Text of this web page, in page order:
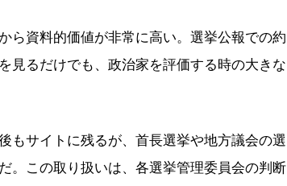
資料的価値が非常に高い。選挙公報での約
見るだけでも、政治家を評価する時の大きな
サイトに残るが、首長選挙や地方議会の選
。この取り扱いは、各選挙管理委員会の判断